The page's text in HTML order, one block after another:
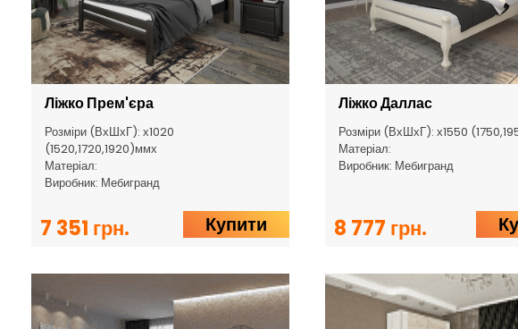
Ліжко Прем'єра
Розміри (ВхШхГ): х1020
(1520,1720,1920)ммх
Матеріал:
Виробник: Мебигранд
7 351 грн. Купити
Ліжко Даллас
Розміри (ВхШхГ): х1550
Матеріал:
Виробник: Мебигранд
8 777 грн.